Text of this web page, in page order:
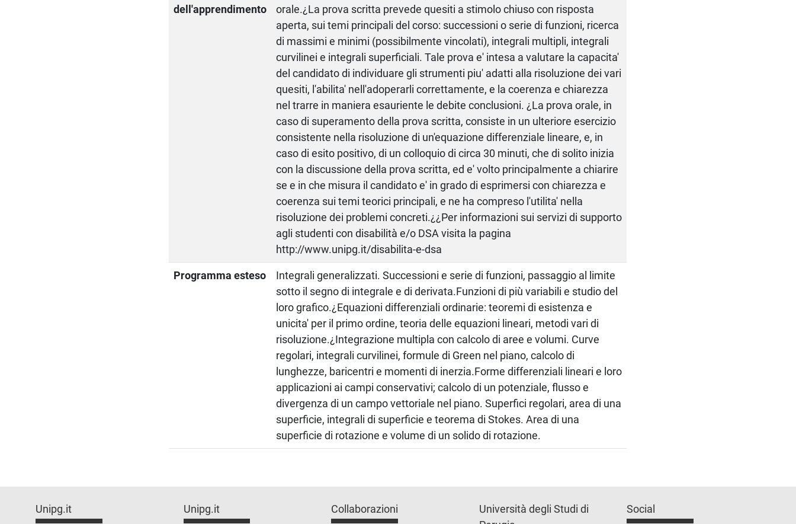
dell'apprendimento
orale.¿La prova scritta prevede quesiti a stimolo chiuso con risposta
aperta, sui temi principali del corso: successioni o serie di funzioni, ricerca
di massimi e minimi (possibilmente vincolati), integrali multipli, integrali
curvilinei e integrali superficiali. Tale prova e' intesa a valutare la capacita'
del candidato di individuare gli strumenti piu' adatti alla risoluzione dei vari
quesiti, l'abilita' nell'adoperarli correttamente, e la coerenza e chiarezza
nel trarre in maniera esauriente le debite conclusioni. ¿La prova orale, in
caso di superamento della prova scritta, consiste in un ulteriore esercizio
consistente nella risoluzione di un'equazione differenziale lineare, e, in
caso di esito positivo, di un colloquio di circa 30 minuti, che di solito inizia
con la discussione della prova scritta, ed e' volto principalmente a chiarire
se e in che misura il candidato e' in grado di esprimersi con chiarezza e
coerenza sui temi teorici principali, e ne ha compreso l'utilita' nella
risoluzione dei problemi concreti.¿¿Per informazioni sui servizi di supporto
agli studenti con disabilità e/o DSA visita la pagina
http://www.unipg.it/disabilita-e-dsa
Programma esteso
Integrali generalizzati. Successioni e serie di funzioni, passaggio al limite
sotto il segno di integrale e di derivata.Funzioni di più variabili e studio del
loro grafico.¿Equazioni differenziali ordinarie: teoremi di esistenza e
unicita' per il primo ordine, teoria delle equazioni lineari, metodi vari di
risoluzione.¿Integrazione multipla con calcolo di aree e volumi. Curve
regolari, integrali curvilinei, formule di Green nel piano, calcolo di
lunghezze, baricentri e momenti di inerzia.Forme differenziali lineari e loro
applicazioni ai campi conservativi; calcolo di un potenziale, flusso e
divergenza di un campo vettoriale nel piano. Superfici regolari, area di una
superficie, integrali di superficie e teorema di Stokes. Area di una
superficie di rotazione e volume di un solido di rotazione.
Unipg.it Unipg.it Collaborazioni
Università degli Studi di
Social